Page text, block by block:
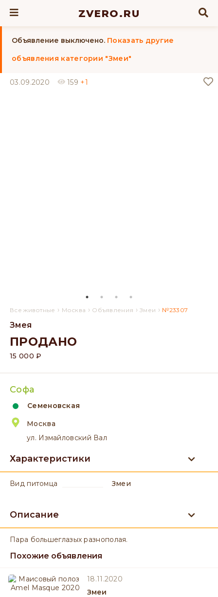
ZVERO.RU
Объявление выключено. Показать другие
объявления категории "Змеи"
03.09.2020 159 +1
Все животные › Москва › Объявления ›Змеи › №23307
Змея
ПРОДАНО
15 000 ₽
Софа
Семеновская
Москва
ул. Измайловский Вал
Характеристики
вид питомца Змеи
Описание
Пара большеглазых разнополая.
Похожие объявления
18.11.2020
Змеи